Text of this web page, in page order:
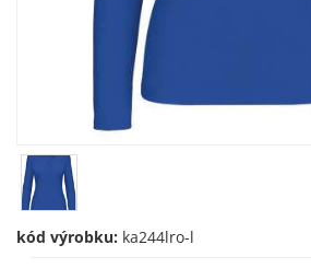
kód výrobku: ka244lro-l